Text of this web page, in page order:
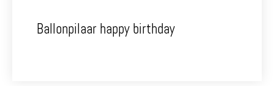
Ballonpilaar happy birthday